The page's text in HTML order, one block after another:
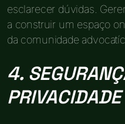
esclarecer dúvidas.
a construir um espaço
da comunidade
4.
PRIVACIDADE